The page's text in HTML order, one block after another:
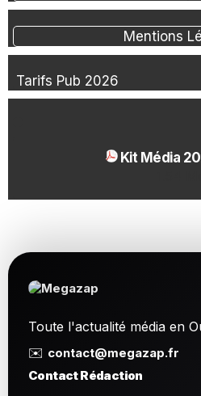
Mentions
Tarifs Pub 2026
Kit Média
Toute l'actualité média en
✉️ contact@megazap.fr
Contact Rédaction